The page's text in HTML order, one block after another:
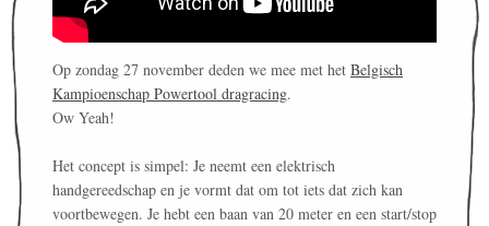
Op zondag 27 november deden we mee met het Belgisch
Kampioenschap Powertool dragracing.
Ow Yeah!
Het concept is simpel: Je neemt een elektrisch
handgereedschap en je vormt dat om tot iets dat zich kan
voortbewegen. Je hebt een baan van 20 meter en een start/stop